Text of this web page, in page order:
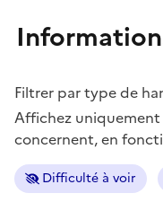
Filtrer par type de
Affichez uniquement
concernent, en
Difficulté à voir